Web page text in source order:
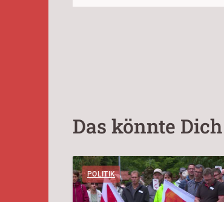
Das könnte
POLITIK